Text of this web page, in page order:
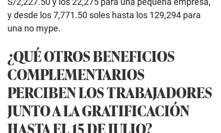
y desde los 7,771.50 soles hasta los 129,294 para
una no mype.
¿QUÉ OTROS BENEFICIOS
COMPLEMENTARIOS
PERCIBEN LOS TRABAJADORES
JUNTO A LA GRATIFICACIÓN
HASTA EL 15 DE JULIO?